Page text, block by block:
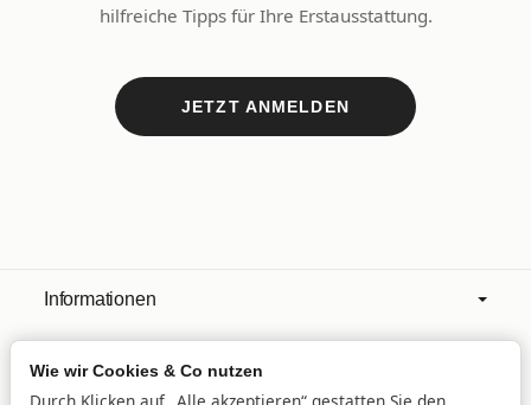
hilfreiche Tipps für Ihre Erstausstattung.
JETZT ANMELDEN
Informationen
Mehr über
Wie wir Cookies & Co nutzen